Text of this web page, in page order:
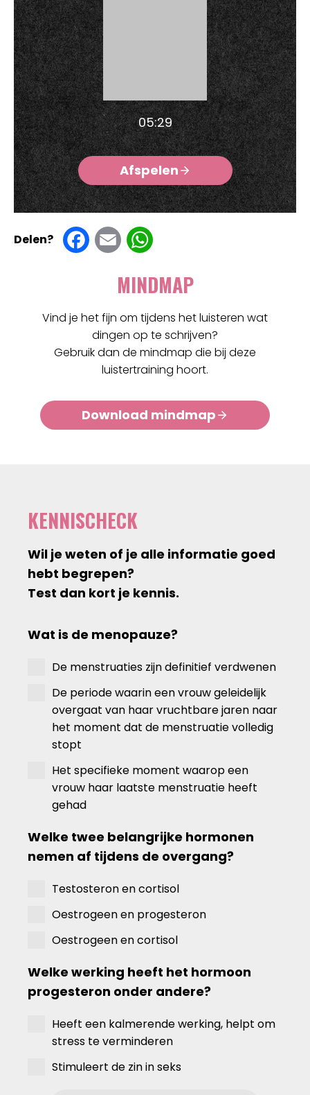
05:29
Afspelen
Delen?
F
e
b
o
o
k
E
ai
l
at
s
A
p
p
MINDMAP
Vind je het fijn om tijdens het luisteren wat
dingen op te schrijven?
Gebruik dan de mindmap die bij deze
luistertraining hoort.
Download mindmap
KENNISCHECK
Wil je weten of je alle informatie goed
hebt begrepen?
Test dan kort je kennis.
Wat is de menopauze?
De menstruaties zijn definitief verdwenen
De periode waarin een vrouw geleidelijk
overgaat van haar vruchtbare jaren naar
het moment dat de menstruatie volledig
stopt
Het specifieke moment waarop een
vrouw haar laatste menstruatie heeft
gehad
Welke twee belangrijke hormonen
nemen af tijdens de overgang?
Testosteron en cortisol
Oestrogeen en progesteron
Oestrogeen en cortisol
Welke werking heeft het hormoon
progesteron onder andere?
Heeft een kalmerende werking, helpt om
stress te verminderen
Stimuleert de zin in seks